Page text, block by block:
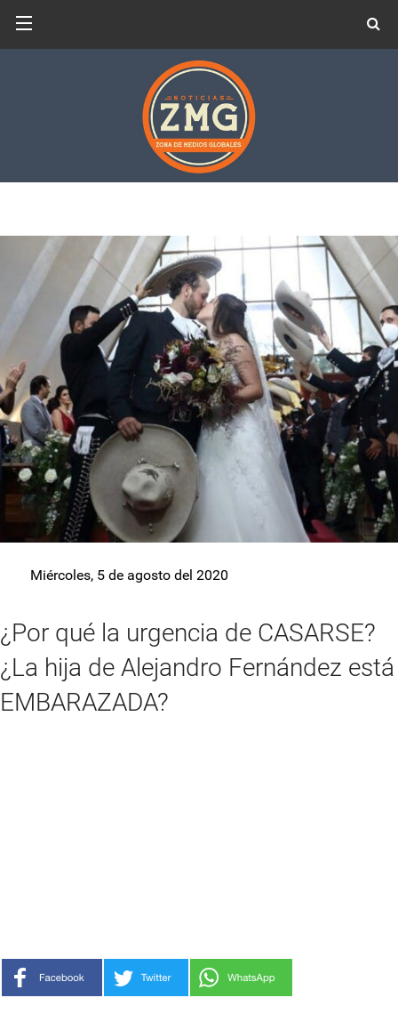
Miércoles, 5 de agosto del 2020
¿Por qué la urgencia de CASARSE?
¿La hija de Alejandro Fernández está
EMBARAZADA?